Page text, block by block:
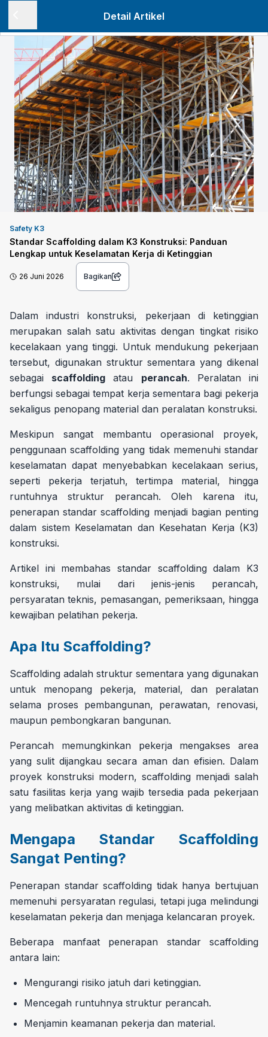
Detail Artikel
Safety K3
Standar Scaffolding dalam K3 Konstruksi: Panduan
Lengkap untuk Keselamatan Kerja di Ketinggian
26 Juni 2026 Bagikan
Dalam industri konstruksi, pekerjaan di ketinggian
merupakan salah satu aktivitas dengan tingkat risiko
kecelakaan yang tinggi. Untuk mendukung pekerjaan
tersebut, digunakan struktur sementara yang dikenal
sebagai scaffolding atau perancah. Peralatan ini
berfungsi sebagai tempat kerja sementara bagi pekerja
sekaligus penopang material dan peralatan konstruksi.
Meskipun sangat membantu operasional proyek,
penggunaan scaffolding yang tidak memenuhi standar
keselamatan dapat menyebabkan kecelakaan serius,
seperti pekerja terjatuh, tertimpa material, hingga
runtuhnya struktur perancah. Oleh karena itu,
penerapan standar scaffolding menjadi bagian penting
dalam sistem Keselamatan dan Kesehatan Kerja (K3)
konstruksi.
Artikel ini membahas standar scaffolding dalam K3
konstruksi, mulai dari jenis-jenis perancah,
persyaratan teknis, pemasangan, pemeriksaan, hingga
kewajiban pelatihan pekerja.
Apa Itu Scaffolding?
Scaffolding adalah struktur sementara yang digunakan
untuk menopang pekerja, material, dan peralatan
selama proses pembangunan, perawatan, renovasi,
maupun pembongkaran bangunan.
Perancah memungkinkan pekerja mengakses area
yang sulit dijangkau secara aman dan efisien. Dalam
proyek konstruksi modern, scaffolding menjadi salah
satu fasilitas kerja yang wajib tersedia pada pekerjaan
yang melibatkan aktivitas di ketinggian.
Mengapa Standar Scaffolding
Sangat Penting?
Penerapan standar scaffolding tidak hanya bertujuan
memenuhi persyaratan regulasi, tetapi juga melindungi
keselamatan pekerja dan menjaga kelancaran proyek.
Beberapa manfaat penerapan standar scaffolding
antara lain:
Mengurangi risiko jatuh dari ketinggian.
Mencegah runtuhnya struktur perancah.
Menjamin keamanan pekerja dan material.